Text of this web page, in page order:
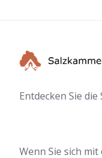
Entdecken Sie
Wenn Sie sich